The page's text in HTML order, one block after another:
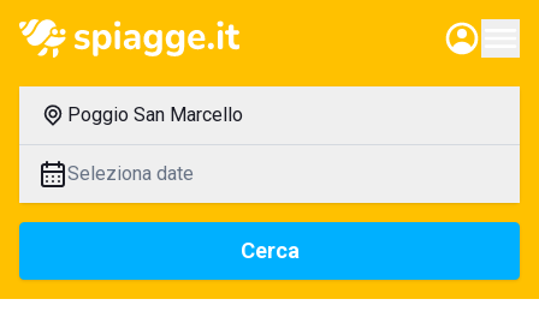
Poggio San Marcello
Seleziona date
Cerca